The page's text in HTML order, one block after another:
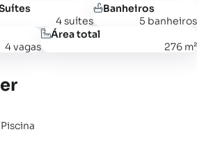
4 suítes
Banheiros
5 banheiros
4 vagas
Área total
276 m²
Piscina